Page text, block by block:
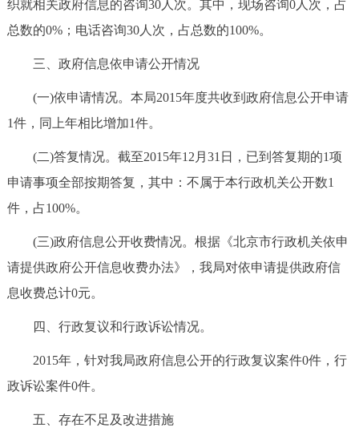
织就相关政府信息的咨询30人次。其中，现场咨询0人次，占
总数的0%；电话咨询30人次，占总数的100%。
三、政府信息依申请公开情况
(一)依申请情况。本局2015年度共收到政府信息公开申请
1件，同上年相比增加1件。
(二)答复情况。截至2015年12月31日，已到答复期的1项
申请事项全部按期答复，其中：不属于本行政机关公开数1
件，占100%。
(三)政府信息公开收费情况。根据《北京市行政机关依申
请提供政府公开信息收费办法》，我局对依申请提供政府信
息收费总计0元。
四、行政复议和行政诉讼情况。
2015年，针对我局政府信息公开的行政复议案件0件，行
政诉讼案件0件。
五、存在不足及改进措施